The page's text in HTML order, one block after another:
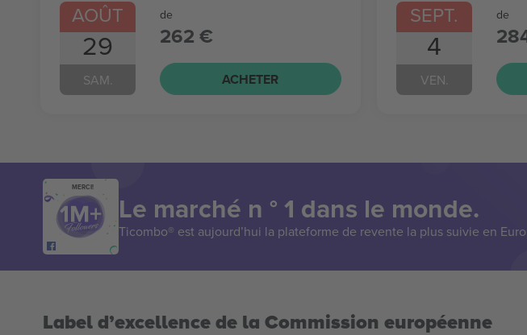
AOÛT
29
SAM.
de
262 €
ACHETER
SEPT.
4
VEN.
de
MERCI!
Le marché n ° 1 dans le monde.
Ticombo® est aujourd’hui la plateforme de revente la plus suivie en
Label d’excellence de la Commission européenne